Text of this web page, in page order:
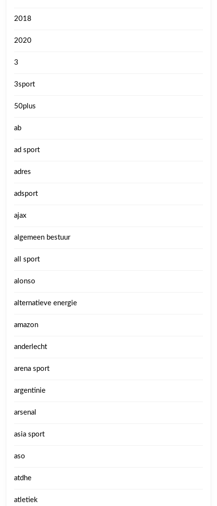
2018
2020
3
3sport
50plus
ab
ad sport
adres
adsport
ajax
algemeen bestuur
all sport
alonso
alternatieve energie
amazon
anderlecht
arena sport
argentinie
arsenal
asia sport
aso
atdhe
atletiek